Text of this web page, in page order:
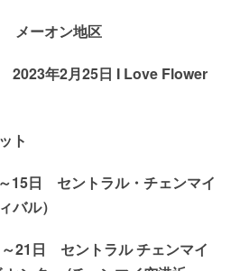
メーオン地区
2023年2月25日 I Love Flower
ト
セントラル・チェンマイ
バル）
日 セントラル チェンマイ